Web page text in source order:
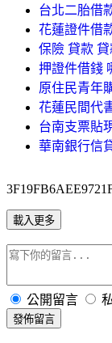
台北二胎借
花蓮證件借
保險 貸款
押證件借錢
原住民青年
花蓮民間代
台南支票貼
華南銀行信
載入更多
公開留言
發佈留言